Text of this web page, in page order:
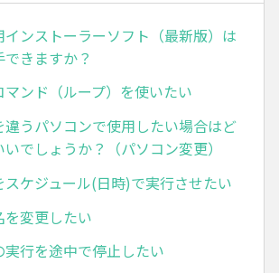
インストーラーソフト（最新版）は
できますか？
ンド（ループ）を使いたい
違うパソコンで使用したい場合はど
でしょうか？（パソコン変更）
スケジュール(日時)で実行させたい
を変更したい
実行を途中で停止したい